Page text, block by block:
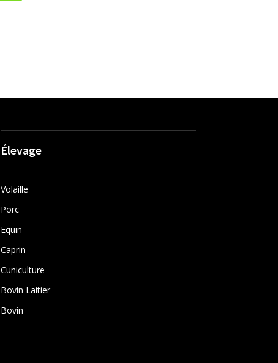
Élevage
Volaille
Porc
Equin
Caprin
Cuniculture
Bovin Laitier
Bovin